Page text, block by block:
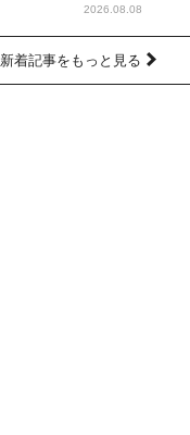
くれています」
2026.08.08
新着記事をもっと見る